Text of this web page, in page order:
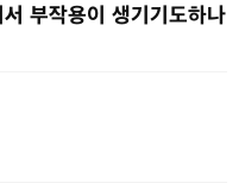
부작용이 생기기도하나